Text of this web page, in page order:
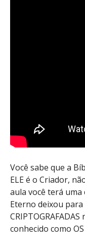
Você sabe que a
ELE é o Criador,
aula você terá
Eterno deixou
conhecido como